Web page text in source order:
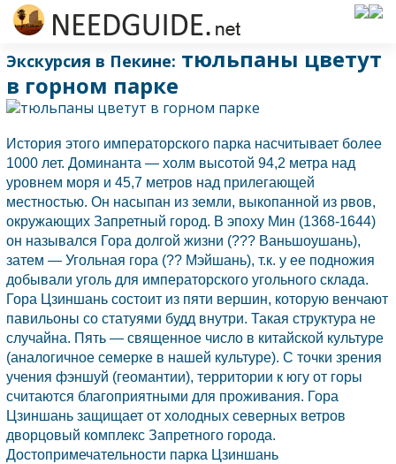
Экскурсия в Пекине: тюльпаны цветут
в горном парке
История этого императорского парка насчитывает более
1000 лет. Доминанта — холм высотой 94,2 метра над
уровнем моря и 45,7 метров над прилегающей
местностью. Он насыпан из земли, выкопанной из рвов,
окружающих Запретный город. В эпоху Мин (1368-1644)
он назывался Гора долгой жизни (??? Ваньшоушань),
затем — Угольная гора (?? Мэйшань), т.к. у ее подножия
добывали уголь для императорского угольного склада.
Гора Цзиншань состоит из пяти вершин, которую венчают
павильоны со статуями будд внутри. Такая структура не
случайна. Пять — священное число в китайской культуре
(аналогичное семерке в нашей культуре). С точки зрения
учения фэншуй (геомантии), территории к югу от горы
считаются благоприятными для проживания. Гора
Цзиншань защищает от холодных северных ветров
дворцовый комплекс Запретного города.
Достопримечательности парка Цзиншань